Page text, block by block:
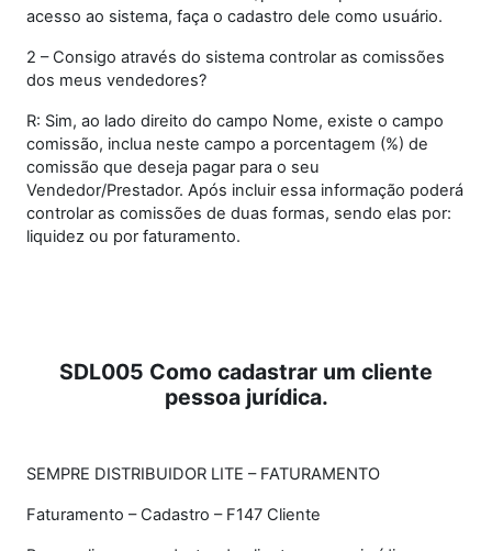
acesso ao sistema, faça o cadastro dele como usuário.
2 – Consigo através do sistema controlar as comissões
dos meus vendedores?
R: Sim, ao lado direito do campo Nome, existe o campo
comissão, inclua neste campo a porcentagem (%) de
comissão que deseja pagar para o seu
Vendedor/Prestador. Após incluir essa informação poderá
controlar as comissões de duas formas, sendo elas por:
liquidez ou por faturamento.
SDL005 Como cadastrar um cliente
pessoa jurídica.
SEMPRE DISTRIBUIDOR LITE – FATURAMENTO
Faturamento – Cadastro – F147 Cliente